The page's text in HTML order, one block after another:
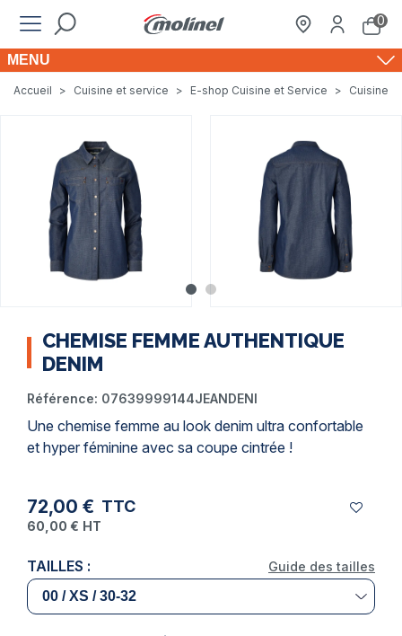
0
MENU
Accueil > Cuisine et service > E-shop Cuisine et Service > Cuisine
CHEMISE FEMME AUTHENTIQUE
DENIM
Référence: 07639999144JEANDENI
Une chemise femme au look denim ultra confortable
et hyper féminine avec sa coupe cintrée !
72,00 € TTC
60,00 € HT
Guide des tailles
TAILLES :